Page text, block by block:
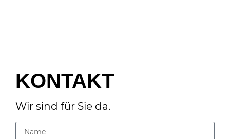
KONTAKT
Wir sind für Sie da.